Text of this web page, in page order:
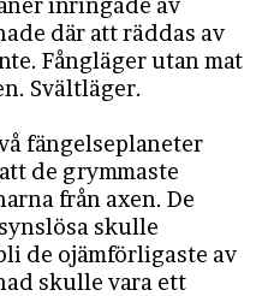
inringade av
där att räddas av
Fångläger utan mat
Svältläger.
fängelseplaneter
de grymmaste
från axen. De
skulle
de ojämförligaste av
skulle vara ett